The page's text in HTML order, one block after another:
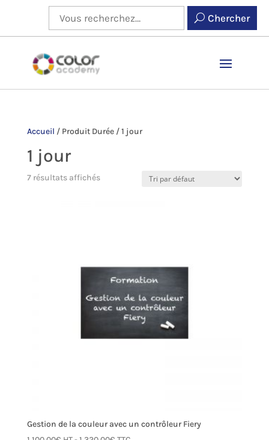
Chercher
Accueil / Produit Durée/1 jour
1 jour
7 résultats affichés
Gestion de la couleur avec un contrôleur Fiery